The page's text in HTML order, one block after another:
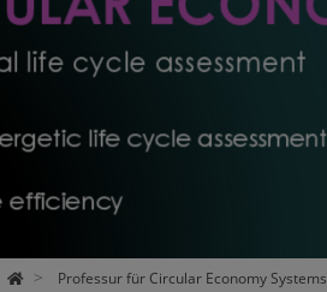
Professur für Circular Economy Systems